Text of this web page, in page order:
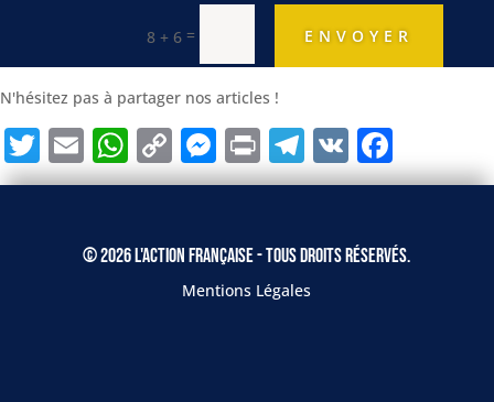
8 + 6= ENVOYER
Twitter
Email
WhatsApp
Copy
Link
Messenger
PrintTelegram
VK